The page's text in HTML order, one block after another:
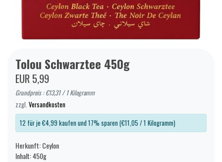
Tolou Schwarztee 450g
EUR 5,99
Grundpreis : €13,31 / 1 Kilogramm
zzgl. Versandkosten
12 für je €4,99 kaufen und 17% sparen (€11,05 / 1 Kilogramm)
Herkunft: Ceylon
Inhalt: 450g